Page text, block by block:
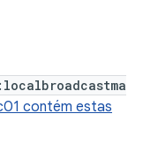
contém estas